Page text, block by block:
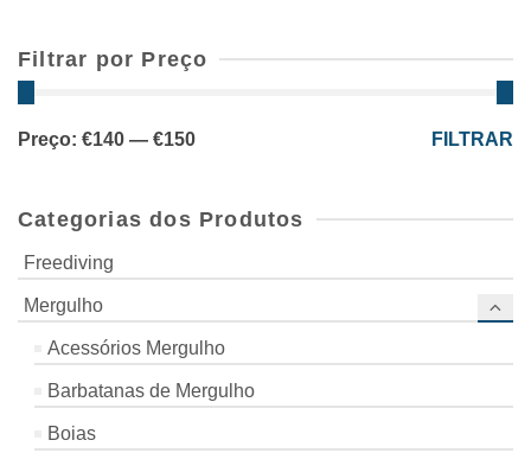
Filtrar por Preço
Preço
Preço
FILTRAR
Preço: €140 — €150
Categorias dos Produtos
Freediving
Mergulho
Acessórios Mergulho
Barbatanas de Mergulho
Boias